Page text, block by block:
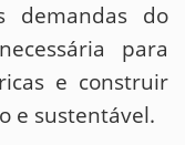
demandas do
para
e construir
e sustentável.